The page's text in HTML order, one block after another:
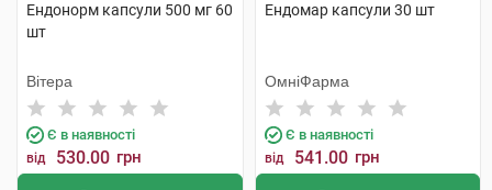
Ендонорм капсули 500 мг 60
шт
Вітера
Є в наявності
від 530.00 грн
Ендомар капсули 30 шт
ОмніФарма
Є в наявності
від 541.00 грн